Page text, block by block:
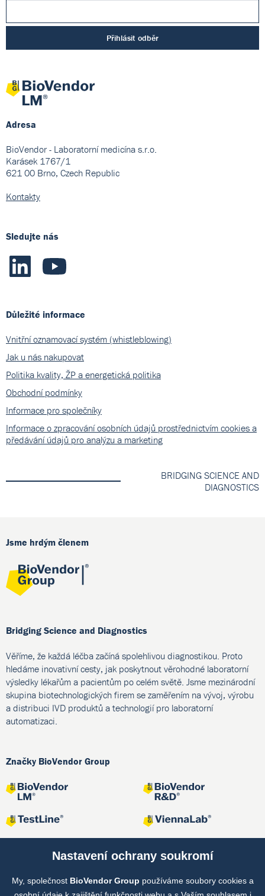
Přihlásit odběr
Adresa
BioVendor - Laboratorní medicína s.r.o.
Karásek 1767/1
621 00 Brno, Czech Republic
Kontakty
Sledujte nás
Důležité informace
Vnitřní oznamovací systém (whistleblowing)
Jak u nás nakupovat
Politika kvality, ŽP a energetická politika
Obchodní podmínky
Informace pro společníky
Informace o zpracování osobních údajů prostřednictvím cookies a
předávání údajů pro analýzu a marketing
BRIDGING SCIENCE AND
DIAGNOSTICS
Jsme hrdým členem
Bridging Science and Diagnostics
Věříme, že každá léčba začíná spolehlivou diagnostikou. Proto
hledáme inovativní cesty, jak poskytnout věrohodné laboratorní
výsledky lékařům a pacientům po celém světě. Jsme mezinárodní
skupina biotechnologických firem se zaměřením na vývoj, výrobu
a distribuci IVD produktů a technologií pro laboratorní
automatizaci.
Značky BioVendor Group
Společné projekty
Nastavení ochrany soukromí
My, společnost BioVendor Group používáme soubory cookies a